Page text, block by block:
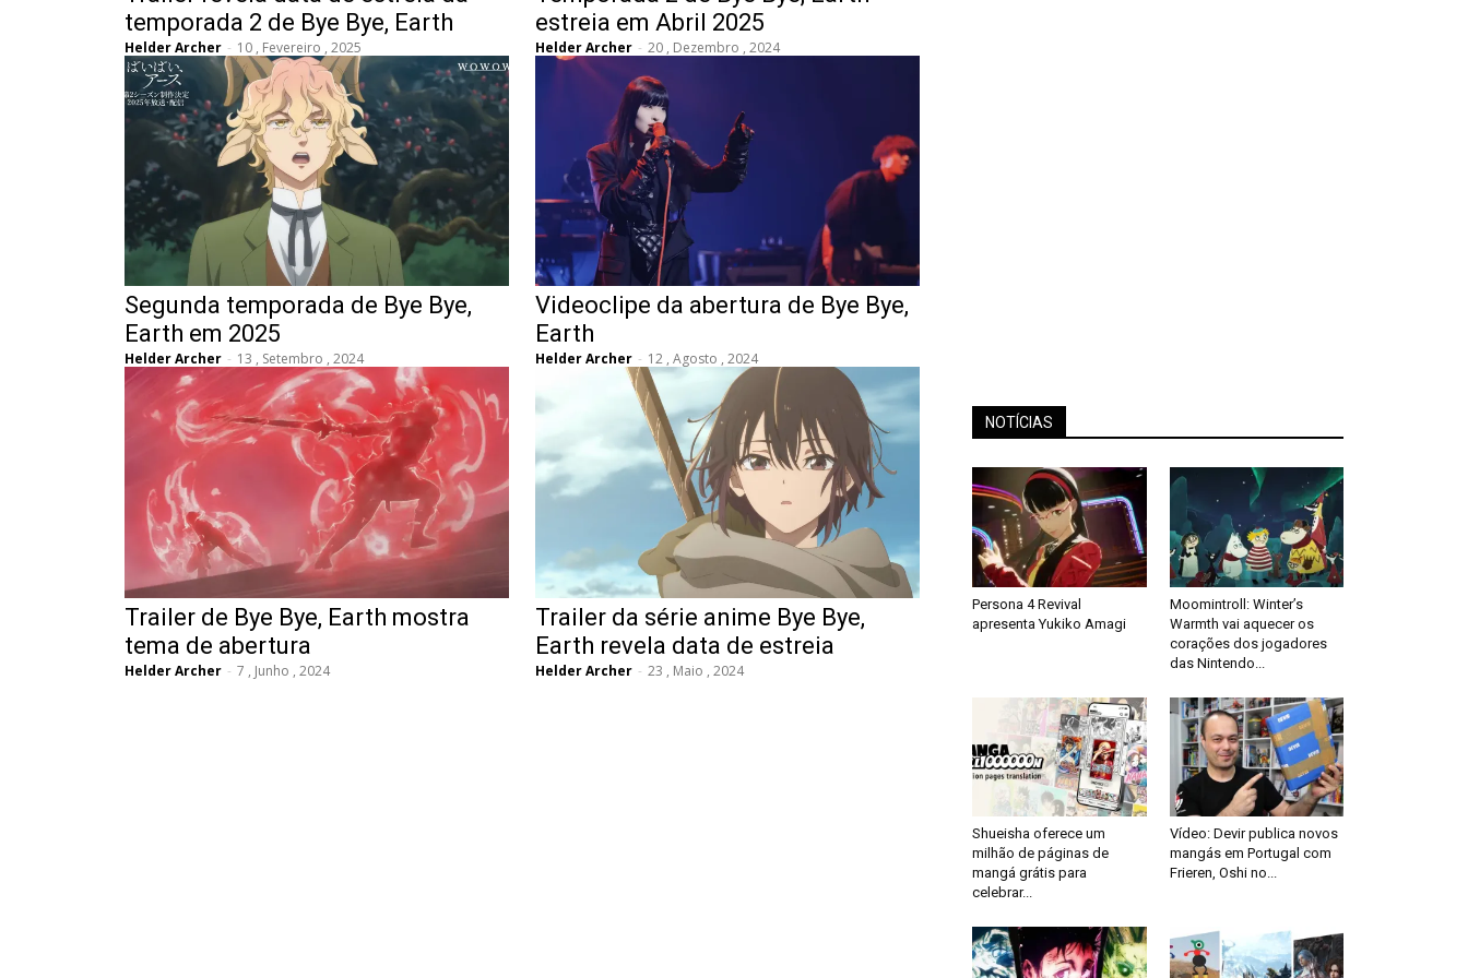
temporada 2 de Bye Bye, Earth
Helder Archer - 10 , Fevereiro , 2025
estreia em Abril 2025
Helder Archer - 20 , Dezembro , 2024
Segunda temporada de Bye Bye,
Earth em 2025
Helder Archer - 13 , Setembro , 2024
Videoclipe da abertura de Bye Bye,
Earth
Helder Archer - 12 , Agosto , 2024
Trailer de Bye Bye, Earth mostra
tema de abertura
Helder Archer - 7 , Junho , 2024
Trailer da série anime Bye Bye,
Earth revela data de estreia
Helder Archer - 23 , Maio , 2024
NOTÍCIAS
Persona 4 Revival
apresenta Yukiko Amagi
Moomintroll: Winter’s
Warmth vai aquecer os
corações dos jogadores
das Nintendo...
Shueisha oferece um
milhão de páginas de
mangá grátis para
celebrar...
Vídeo: Devir publica novos
mangás em Portugal com
Frieren, Oshi no...